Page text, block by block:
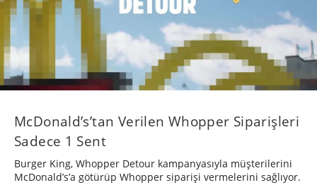
McDonald’s’tan Verilen Whopper Siparişleri
Sadece 1 Sent
Burger King, Whopper Detour kampanyasıyla müşterilerini
McDonald’s’a götürüp Whopper siparişi vermelerini sağlıyor.